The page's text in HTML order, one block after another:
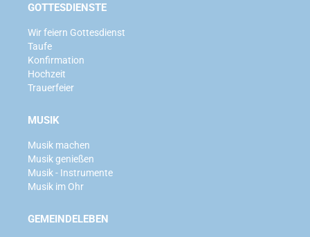
GOTTESDIENSTE
Wir feiern Gottesdienst
Taufe
Konfirmation
Hochzeit
Trauerfeier
MUSIK
Musik machen
Musik genießen
Musik - Instrumente
Musik im Ohr
GEMEINDELEBEN